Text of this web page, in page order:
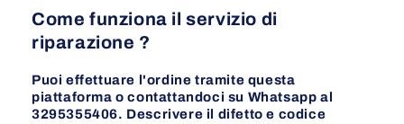
Come funziona il servizio di
riparazione ?
Puoi effettuare l'ordine tramite questa
piattaforma o contattandoci su Whatsapp al
3295355406. Descrivere il difetto e codice